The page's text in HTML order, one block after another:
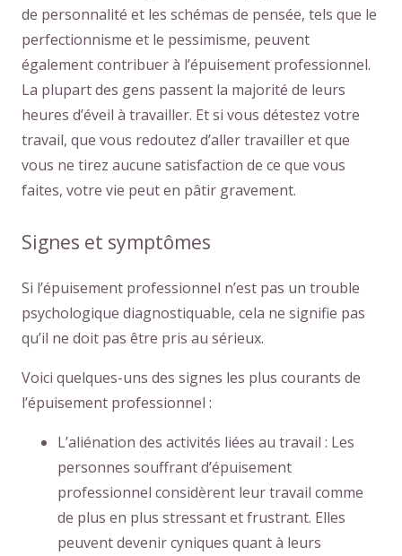
de personnalité et les schémas de pensée, tels que le
perfectionnisme et le pessimisme, peuvent
également contribuer à l’épuisement professionnel.
La plupart des gens passent la majorité de leurs
heures d’éveil à travailler. Et si vous détestez votre
travail, que vous redoutez d’aller travailler et que
vous ne tirez aucune satisfaction de ce que vous
faites, votre vie peut en pâtir gravement.
Signes et symptômes
Si l’épuisement professionnel n’est pas un trouble
psychologique diagnostiquable, cela ne signifie pas
qu’il ne doit pas être pris au sérieux.
Voici quelques-uns des signes les plus courants de
l’épuisement professionnel :
L’aliénation des activités liées au travail : Les
personnes souffrant d’épuisement
professionnel considèrent leur travail comme
de plus en plus stressant et frustrant. Elles
peuvent devenir cyniques quant à leurs